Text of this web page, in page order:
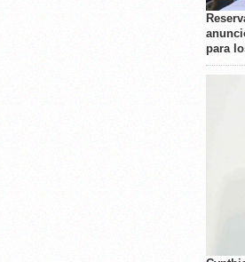
para